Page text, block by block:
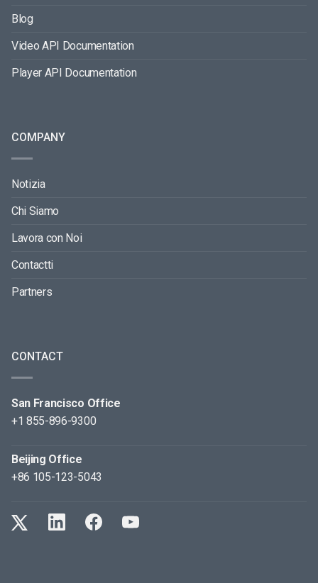
Blog
Video API Documentation
Player API Documentation
COMPANY
Notizia
Chi Siamo
Lavora con Noi
Contactti
Partners
CONTACT
San Francisco Office
+1 855-896-9300
Beijing Office
+86 105-123-5043